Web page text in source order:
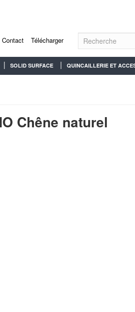
Contact Télécharger
SOLID SURFACE QUINCAILLERIE ET
Chêne naturel